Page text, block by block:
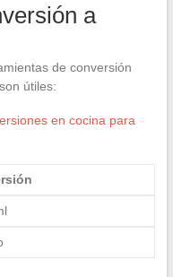
a
de conversión
útiles:
en cocina para